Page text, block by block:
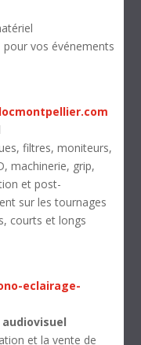
pour vos événements
filtres, moniteurs,
machinerie, grip,
et post-
sur les tournages
courts et longs
eclairage-
et la vente de